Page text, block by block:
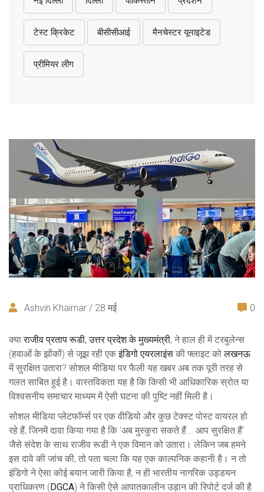
टेस्ट क्रिकेट बीसीसीआई मैनचेस्टर यूनाइटेड
प्रीमियर लीग
Ashvin Khairnar / 28 मई 0
क्याराजीव प्रताप रूडी,उत्तर प्रदेश के मुख्यमंत्री, ने हाल ही में टरबुलेन्स
(हवाओं के झोंकों) से जूझ रही एकइंडिगो एयरलाइंस की फ्लाइट कोलखनऊ
में सुरक्षित उतारा? सोशल मीडिया पर फैली यह खबर अब तक पूरी तरह से
गलत साबित हुई है। वास्तविकता यह है कि किसी भी आधिकारिक स्रोत या
विश्वसनीय समाचार माध्यम में ऐसी घटना की पुष्टि नहीं मिली है।
सोशल मीडिया प्लेटफॉर्म्स पर एक वीडियो और कुछ टेक्स्ट पोस्ट वायरल हो
रहे हैं, जिनमें दावा किया गया है कि 'अब मुस्कुरा सकते हैं... आप सुरक्षित हैं'
जैसे संदेश के साथ राजीव रूडी ने एक विमान को उतारा। लेकिन जब हमने
इस दावे की जांच की, तो पता चला कि यह एक काल्पनिक कहानी है। न तो
इंडिगो ने ऐसा कोई बयान जारी किया है, न ही भारतीय नागरिक उड्डयन
प्राधिकरण (DGCA) ने किसी ऐसे आपातकालीन उड़ान की रिपोर्ट दर्ज की है